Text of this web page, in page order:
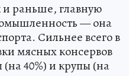
и раньше, главную
— она
Сильнее всего в
мясных консервов
(на 40%) и крупы (на